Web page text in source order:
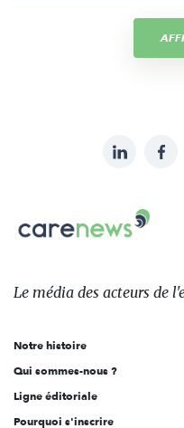
sur:
LinkedIn
Carenews,
Le
des
l'engagement
Le média des acteurs de
Notre histoire
Qui sommes-nous ?
Ligne éditoriale
Pourquoi s'inscrire